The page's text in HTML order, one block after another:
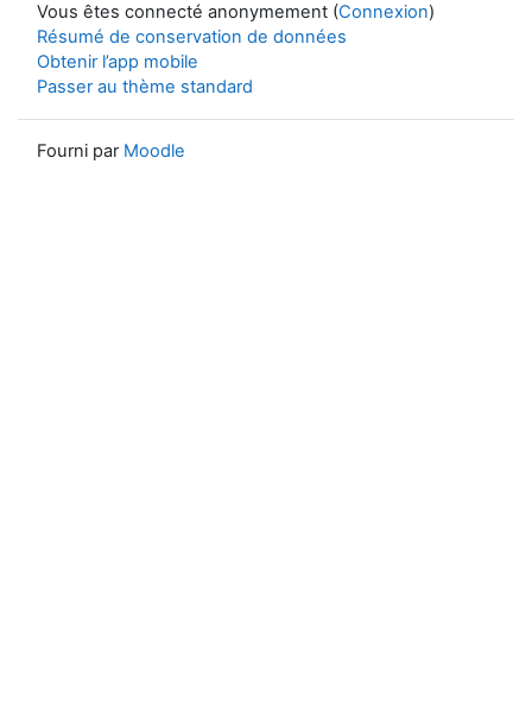
Vous êtes connecté anonymement (Connexion)
Résumé de conservation de données
Obtenir l’app mobile
Passer au thème standard
Fourni par Moodle